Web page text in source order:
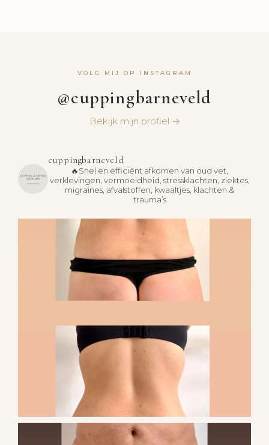
VOLG MIJ OP INSTAGRAM
@cuppingbarneveld
Bekijk mijn profiel →
cuppingbarneveld
🔥Snel en efficiënt afkomen van oud vet,
verklevingen, vermoeidheid, stressklachten, ziektes,
migraines, afvalstoffen, kwaaltjes, klachten &
trauma’s